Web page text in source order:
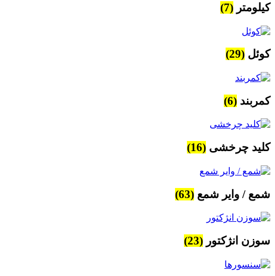
کیلومتر (7)
کوئل (29)
کمربند (6)
کلید چرخشی (16)
شمع / وایر شمع (63)
سوزن انژکتور (23)